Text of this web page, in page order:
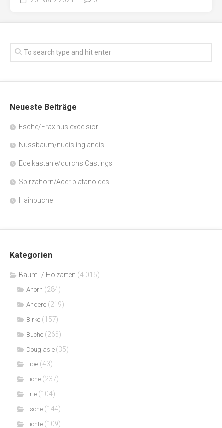
Neueste Beiträge
Esche/Fraxinus excelsior
Nussbaum/nucis inglandis
Edelkastanie/durchs Castings
Spirzahorn/Acer platanoides
Hainbuche
Kategorien
Bäum- / Holzarten (4.015)
Ahorn (284)
Andere (219)
Birke (157)
Buche (266)
Douglasie (35)
Eibe (43)
Eiche (237)
Erle (104)
Esche (144)
Fichte (109)